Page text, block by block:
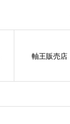
軸王販売店